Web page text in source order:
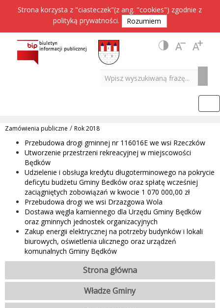
Strona korzysta z "ciasteczek"(z ang. "cookies") zgodnie z
polityką prywatności. Rozumiem
Zamówienia publiczne / Rok 2018
Przebudowa drogi gminnej nr 116016E we wsi Rzeczków
Utworzenie przestrzeni rekreacyjnej w miejscowości
Będków
Udzielenie i obsługa kredytu długoterminowego na pokrycie
deficytu budżetu Gminy Bedków oraz spłatę wcześniej
zaciągniętych zobowiązań w kwocie 1 070 000,00 zł
Przebudowa drogi we wsi Drzazgowa Wola
Dostawa węgla kamiennego dla Urzędu Gminy Będków
oraz gminnych jednostek organizacyjnych
Zakup energii elektrycznej na potrzeby budynków i lokali
biurowych, oświetlenia ulicznego oraz urządzeń
komunalnych Gminy Będków
Strona główna
Władze Gminy